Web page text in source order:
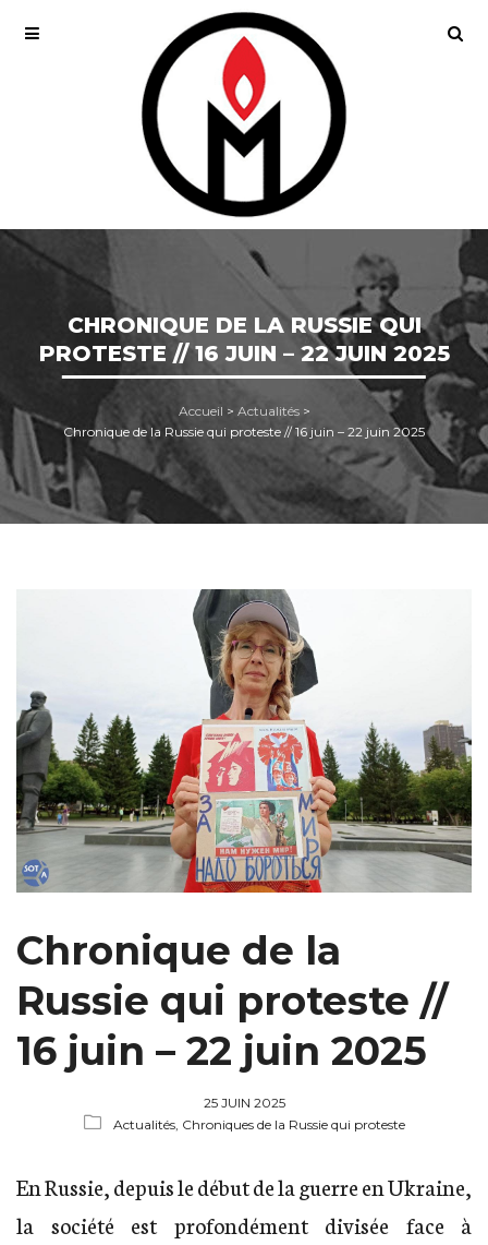
CHRONIQUE DE LA RUSSIE QUI
PROTESTE // 16 JUIN – 22 JUIN 2025
Accueil > Actualités>
Chronique de la Russie qui proteste // 16 juin – 22 juin 2025
Chronique de la
Russie qui proteste //
16 juin – 22 juin 2025
25 JUIN 2025
Actualités, Chroniques de la Russie qui proteste
En Russie, depuis le début de la guerre en Ukraine,
la société est profondément divisée face à